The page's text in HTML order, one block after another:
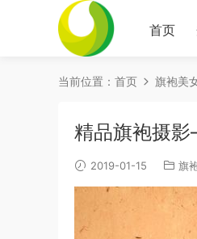
首页
当前位置： 首页 旗袍美
精品旗袍摄
2019-01-15 旗